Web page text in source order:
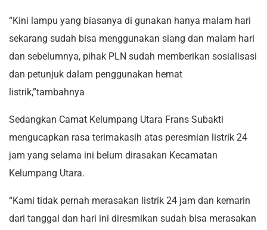
“Kini lampu yang biasanya di gunakan hanya malam hari
sekarang sudah bisa menggunakan siang dan malam hari
dan sebelumnya, pihak PLN sudah memberikan sosialisasi
dan petunjuk dalam penggunakan hemat
listrik,”tambahnya
Sedangkan Camat Kelumpang Utara Frans Subakti
mengucapkan rasa terimakasih atas peresmian listrik 24
jam yang selama ini belum dirasakan Kecamatan
Kelumpang Utara.
“Kami tidak pernah merasakan listrik 24 jam dan kemarin
dari tanggal dan hari ini diresmikan sudah bisa merasakan